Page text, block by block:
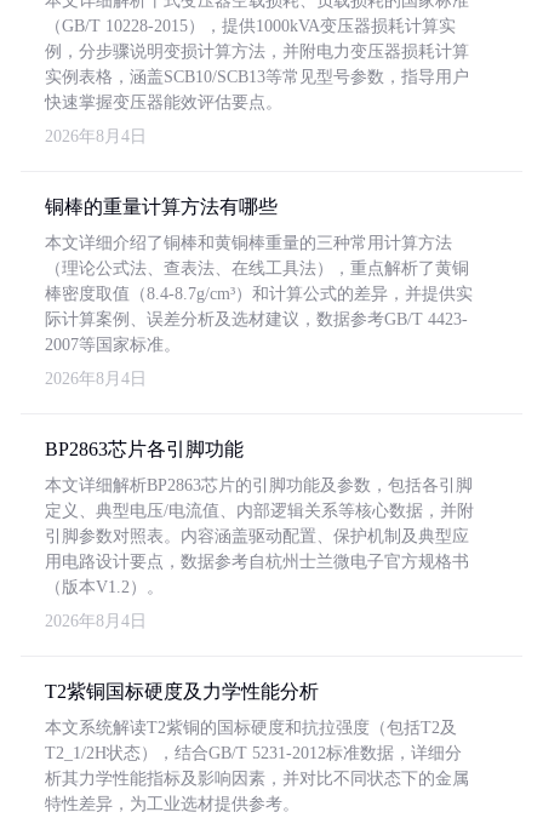
（GB/T 10228-2015），提供1000kVA变压器损耗计算实
例，分步骤说明变损计算方法，并附电力变压器损耗计算
实例表格，涵盖SCB10/SCB13等常见型号参数，指导用户
快速掌握变压器能效评估要点。
2026年8月4日
铜棒的重量计算方法有哪些
本文详细介绍了铜棒和黄铜棒重量的三种常用计算方法
（理论公式法、查表法、在线工具法），重点解析了黄铜
棒密度取值（8.4-8.7g/cm³）和计算公式的差异，并提供实
际计算案例、误差分析及选材建议，数据参考GB/T 4423-
2007等国家标准。
2026年8月4日
BP2863芯片各引脚功能
本文详细解析BP2863芯片的引脚功能及参数，包括各引脚
定义、典型电压/电流值、内部逻辑关系等核心数据，并附
引脚参数对照表。内容涵盖驱动配置、保护机制及典型应
用电路设计要点，数据参考自杭州士兰微电子官方规格书
（版本V1.2）。
2026年8月4日
T2紫铜国标硬度及力学性能分析
本文系统解读T2紫铜的国标硬度和抗拉强度（包括T2及
T2_1/2H状态），结合GB/T 5231-2012标准数据，详细分
析其力学性能指标及影响因素，并对比不同状态下的金属
特性差异，为工业选材提供参考。